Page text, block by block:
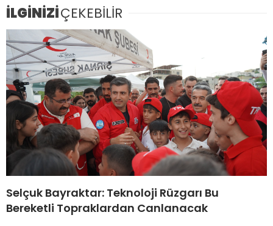
İLGİNİZİÇEKEBİLİR
Selçuk Bayraktar: Teknoloji Rüzgarı Bu
Bereketli Topraklardan Canlanacak